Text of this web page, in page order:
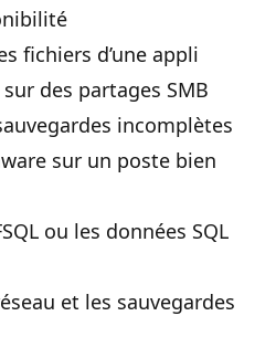
fichiers d’une appli
des partages SMB
incomplètes
sur un poste bien
ou les données SQL
et les sauvegardes